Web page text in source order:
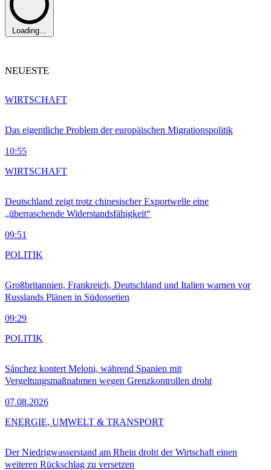
Loading...
NEUESTE
Das eigentliche Problem der europäischen Migrationspolitik
10:55
WIRTSCHAFT
Deutschland zeigt trotz chinesischer Exportwelle eine
„überraschende Widerstandsfähigkeit“
09:51
WIRTSCHAFT
Großbritannien, Frankreich, Deutschland und Italien warnen vor
Russlands Plänen in Südossetien
09:29
POLITIK
Sánchez kontert Meloni, während Spanien mit
Vergeltungsmaßnahmen wegen Grenzkontrollen droht
07.08.2026
POLITIK
Der Niedrigwasserstand am Rhein droht der Wirtschaft einen
weiteren Rückschlag zu versetzen
ENERGIE, UMWELT & TRANSPORT